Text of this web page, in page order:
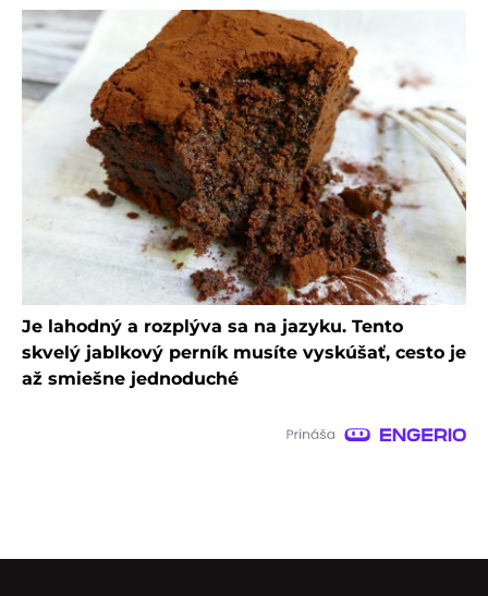
Je lahodný a rozplýva sa na jazyku. Tento
skvelý jablkový perník musíte vyskúšať, cesto je
až smiešne jednoduché